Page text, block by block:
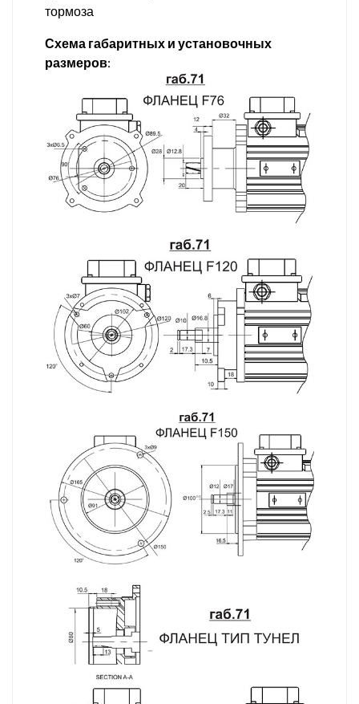
тормоза
Схема габаритных и установочных
размеров: